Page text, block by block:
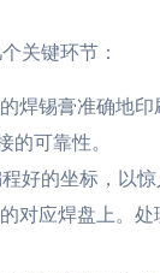
关键环节：
焊锡膏准确地
可靠性。
好的坐标，以
对应焊盘上。